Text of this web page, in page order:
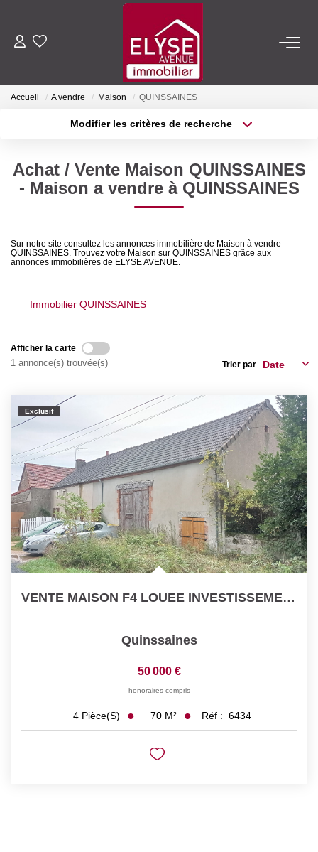
ACHETER
FAIRE GÉRER
NOTRE AGENCE
Nous Rejoindre
Accueil A vendre Maison QUINSSAINES
Modifier les critères de recherche
Sélectionnez...
Type de bien
Surface min
Créer une alerte
Achat / Vente Maison QUINSSAINES
- Maison a vendre à QUINSSAINES
Sur notre site consultez les annonces immobilière de Maison à vendre
QUINSSAINES. Trouvez votre Maison sur QUINSSAINES grâce aux
annonces immobilières de ELYSE AVENUE.
Immobilier QUINSSAINES
Afficher la carte
1 annonce(s) trouvée(s) Trier par
Exclusif
VENTE MAISON F4 LOUEE INVESTISSEMENT LOCATIF MONTLUCON...
Quinssaines
50 000 €
honoraires compris
4 Pièce(s) 70 M² Réf : 6434